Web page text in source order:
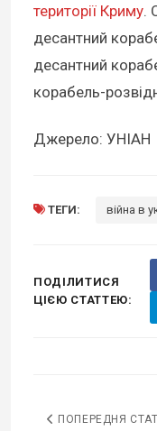
території Криму.
десантний
десантний
корабель-
Джерело: УНІАН
ТЕГИ: війна в
ПОДІЛИТИСЯ
ЦІЄЮ СТАТТЕЮ:
ПОПЕРЕДНЯ